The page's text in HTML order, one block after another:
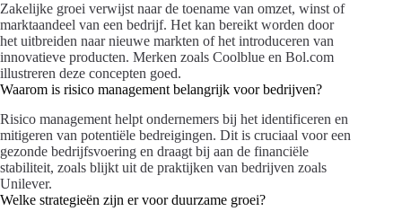
Zakelijke groei verwijst naar de toename van omzet, winst of
marktaandeel van een bedrijf. Het kan bereikt worden door
het uitbreiden naar nieuwe markten of het introduceren van
innovatieve producten. Merken zoals Coolblue en Bol.com
illustreren deze concepten goed.
Waarom is risico management belangrijk voor bedrijven?
Risico management helpt ondernemers bij het identificeren en
mitigeren van potentiële bedreigingen. Dit is cruciaal voor een
gezonde bedrijfsvoering en draagt bij aan de financiële
stabiliteit, zoals blijkt uit de praktijken van bedrijven zoals
Unilever.
Welke strategieën zijn er voor duurzame groei?